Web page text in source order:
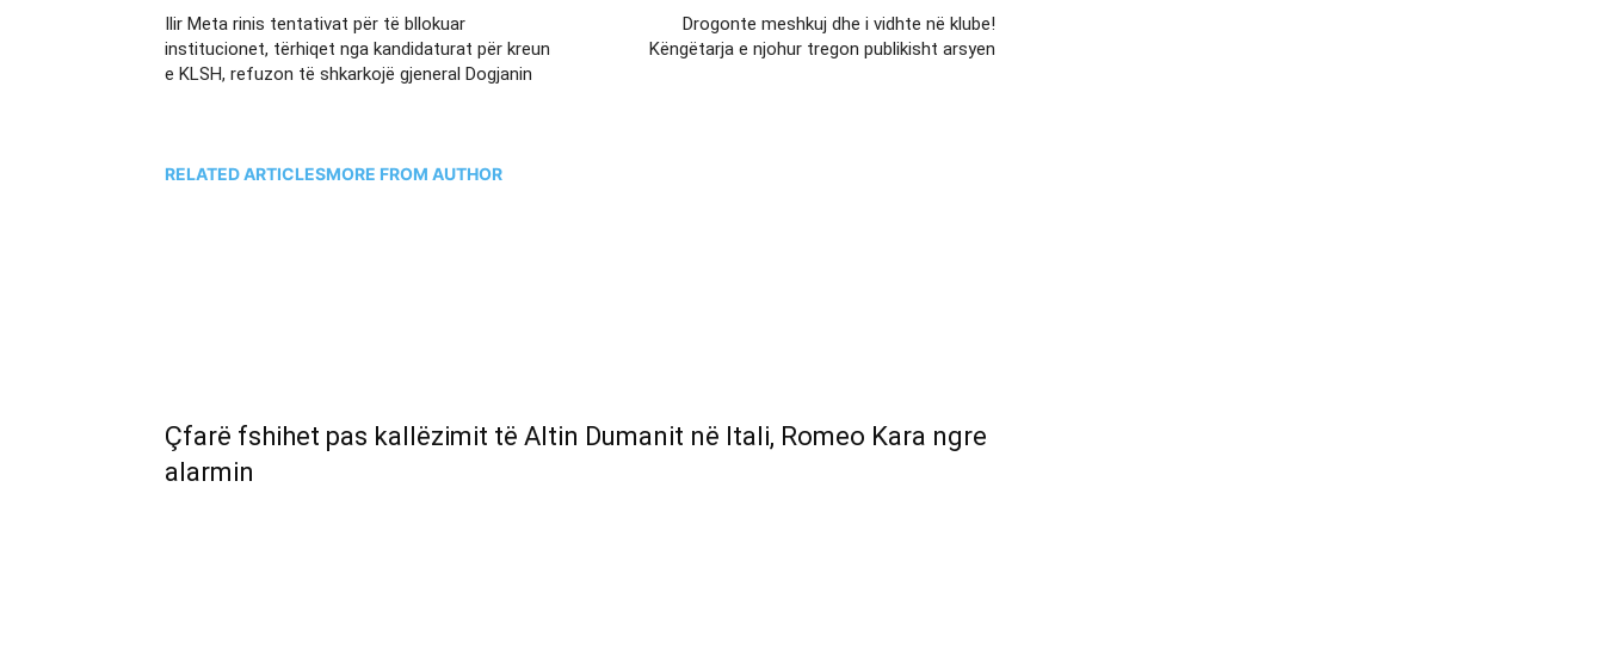
Ilir Meta rinis tentativat për të bllokuar
institucionet, tërhiqet nga kandidaturat për kreun
e KLSH, refuzon të shkarkojë gjeneral Dogjanin
Drogonte meshkuj dhe i vidhte në klube!
Këngëtarja e njohur tregon publikisht arsyen
RELATED ARTICLESMORE FROM AUTHOR
Çfarë fshihet pas kallëzimit të Altin Dumanit në Itali, Romeo Kara ngre
alarmin